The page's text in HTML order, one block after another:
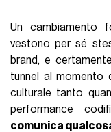
Un cambiamento
vestono per sé
brand, e
tunnel al momento
culturale tanto
performance
comunica